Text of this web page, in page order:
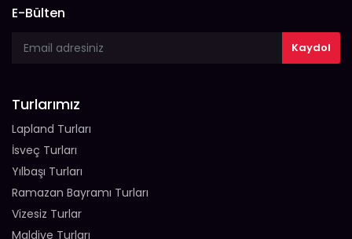
E-Bülten
Turlarımız
Lapland Turları
İsveç Turları
Yılbaşı Turları
Ramazan Bayramı Turları
Vizesiz Turlar
Maldive Turları